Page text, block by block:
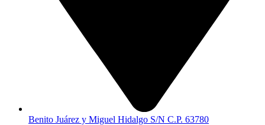
Benito Juárez y Miguel Hidalgo S/N C.P. 63780